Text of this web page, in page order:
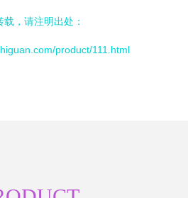
载，请注明出处：
product/111.html